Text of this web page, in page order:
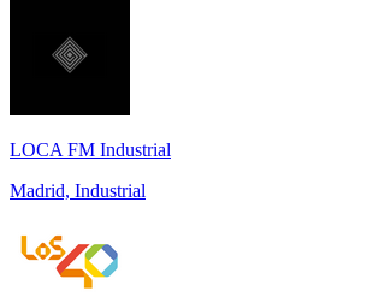
LOCA FM Industrial
Madrid, Industrial